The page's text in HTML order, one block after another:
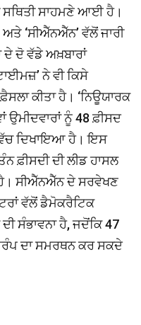
ਸਥਿਤੀ ਸਾਹਮਣੇ ਆਈ ਹੈ।
‘ਸੀਐੱਨਐੱਨ’ ਵੱਲੋਂ ਜਾਰੀ
ਦੋ ਵੱਡੇ ਅਖ਼ਬਾਰਾਂ
ਨੇ ਵੀ ਕਿਸੇ
ਕੀਤਾ ਹੈ। ‘ਨਿਊਯਾਰਕ
ਉਮੀਦਵਾਰਾਂ ਨੂੰ 48 ਫ਼ੀਸਦ
ਵਿੱਚ ਦਿਖਾਇਆ ਹੈ। ਇਸ
ਫ਼ੀਸਦੀ ਦੀ ਲੀਡ ਹਾਸਲ
ਸੀਐੱਨਐੱਨ ਦੇ ਸਰਵੇਖਣ
ਵੱਲੋਂ ਡੈਮੋਕਰੈਟਿਕ
ਸੰਭਾਵਨਾ ਹੈ, ਜਦੋਂਕਿ 47
ਦਾ ਸਮਰਥਨ ਕਰ ਸਕਦੇ